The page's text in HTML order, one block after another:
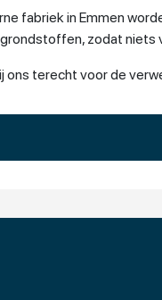
fabriek in Emmen
zodat niets
ons terecht voor de